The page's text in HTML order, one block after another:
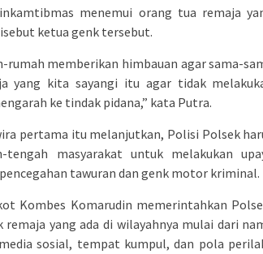
menemui orang tua remaja
ketua genk tersebut.
memberikan himbauan agar sama-
yang kita sayangi itu agar tidak
ke tindak pidana,” kata Putra.
pertama itu melanjutkan, Polisi Polsek
masyarakat untuk melakukan
tawuran dan genk motor kriminal.
Kombes Komarudin memerintahkan
yang ada di wilayahnya mulai dari
sosial, tempat kumpul, dan pola